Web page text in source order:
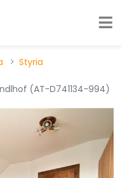
Styria
(AT-D741134-994)